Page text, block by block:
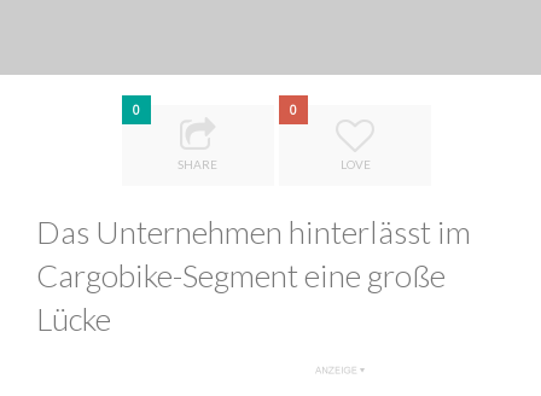
0
SHARE
0
LOVE
Das Unternehmen hinterlässt im
Cargobike-Segment eine große
Lücke